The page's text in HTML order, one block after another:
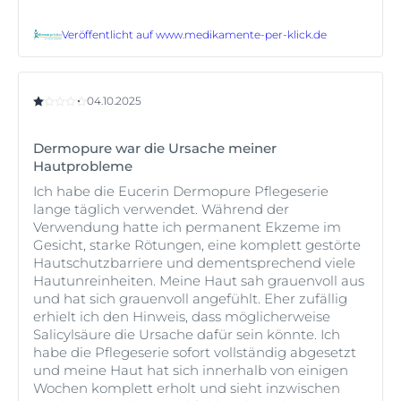
*Abad-Casintahan, F. et al., “Frequency and Characteristics of Acne-
43:826–828.
Veröffentlicht auf www.medikamente-per-klick.de
04.10.2025
Dermopure war die Ursache meiner
Hautprobleme
Ich habe die Eucerin Dermopure Pflegeserie
lange täglich verwendet. Während der
Verwendung hatte ich permanent Ekzeme im
Gesicht, starke Rötungen, eine komplett gestörte
Hautschutzbarriere und dementsprechend viele
Hautunreinheiten. Meine Haut sah grauenvoll aus
und hat sich grauenvoll angefühlt. Eher zufällig
erhielt ich den Hinweis, dass möglicherweise
Salicylsäure die Ursache dafür sein könnte. Ich
habe die Pflegeserie sofort vollständig abgesetzt
und meine Haut hat sich innerhalb von einigen
Wochen komplett erholt und sieht inzwischen